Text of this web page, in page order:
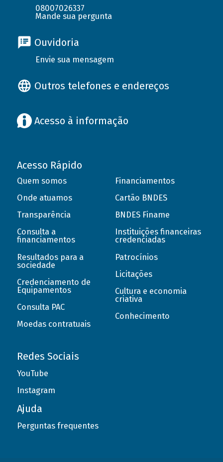
08007026337
Mande sua pergunta
Ouvidoria
Envie sua mensagem
Outros telefones e endereços
Acesso à informação
Acesso Rápido
Quem somos
Onde atuamos
Transparência
Consulta a
financiamentos
Resultados para a
sociedade
Credenciamento de
Equipamentos
Consulta PAC
Moedas contratuais
Financiamentos
Cartão BNDES
BNDES Finame
Instituições financeiras
credenciadas
Patrocínios
Licitações
Cultura e economia
criativa
Conhecimento
Redes Sociais
YouTube
Instagram
Ajuda
Perguntas frequentes